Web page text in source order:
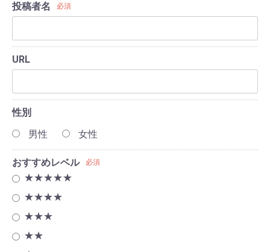
投稿者名 必須
URL
性別
男性
女性
おすすめレベル 必須
★★★★★
★★★★
★★★
★★